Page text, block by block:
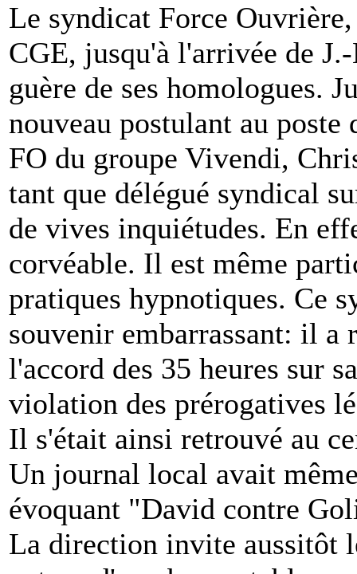
Le syndicat Force
CGE, jusqu'à l'arrivée de
guère de ses homologues.
nouveau postulant au poste
FO du groupe Vivendi,
tant que délégué syndical
de vives inquiétudes. En
corvéable. Il est même
pratiques hypnotiques. Ce
souvenir embarrassant: il a
l'accord des 35 heures sur
violation des prérogatives
Il s'était ainsi retrouvé au
Un journal local avait
évoquant "David contre
La direction invite aussitôt